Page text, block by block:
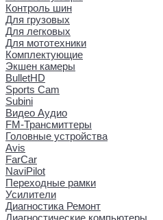
Контроль шин
Для грузовых
Для легковых
Для мототехники
Комплектующие
Экшен камеры
BulletHD
Sports Cam
Subini
Видео Аудио
FM-Трансмиттеры
Головные устройства
Avis
FarCar
NaviPilot
Переходные рамки
Усилители
Диагностика Ремонт
Диагностические компьютеры